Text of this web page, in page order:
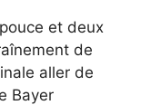
et deux
de
aller de
Bayer